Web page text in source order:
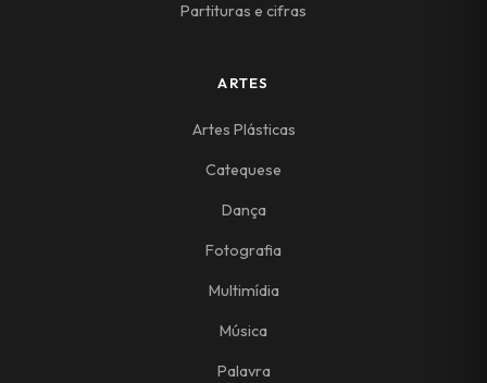
Partituras e cifras
ARTES
Artes Plásticas
Catequese
Dança
Fotografia
Multimídia
Música
Palavra